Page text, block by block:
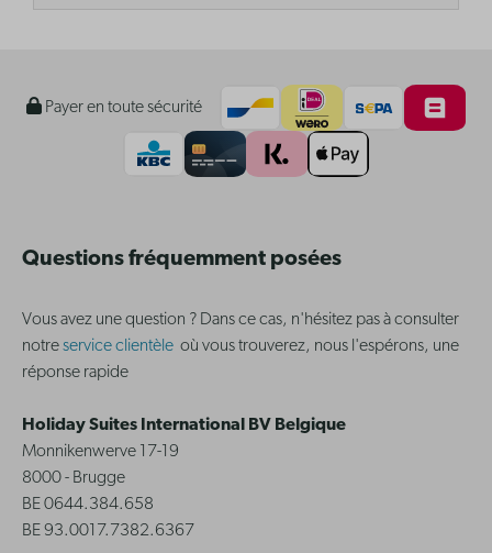
Payer en toute sécurité
Questions fréquemment posées
Vous avez une question ? Dans ce cas, n'hésitez pas à consulter
notreservice clientèle où vous trouverez, nous l'espérons, une
réponse rapide
Holiday Suites International BV Belgique
Monnikenwerve 17-19
8000 - Brugge
BE 0644.384.658
BE 93.0017.7382.6367